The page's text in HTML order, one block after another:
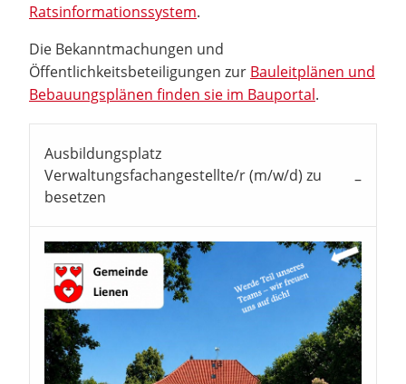
Ratsinformationssystem.
Die Bekanntmachungen und
Öffentlichkeitsbeteiligungen zur Bauleitplänen und
Bebauungsplänen finden sie im Bauportal.
Ausbildungsplatz
Verwaltungsfachangestellte/r (m/w/d) zu
besetzen